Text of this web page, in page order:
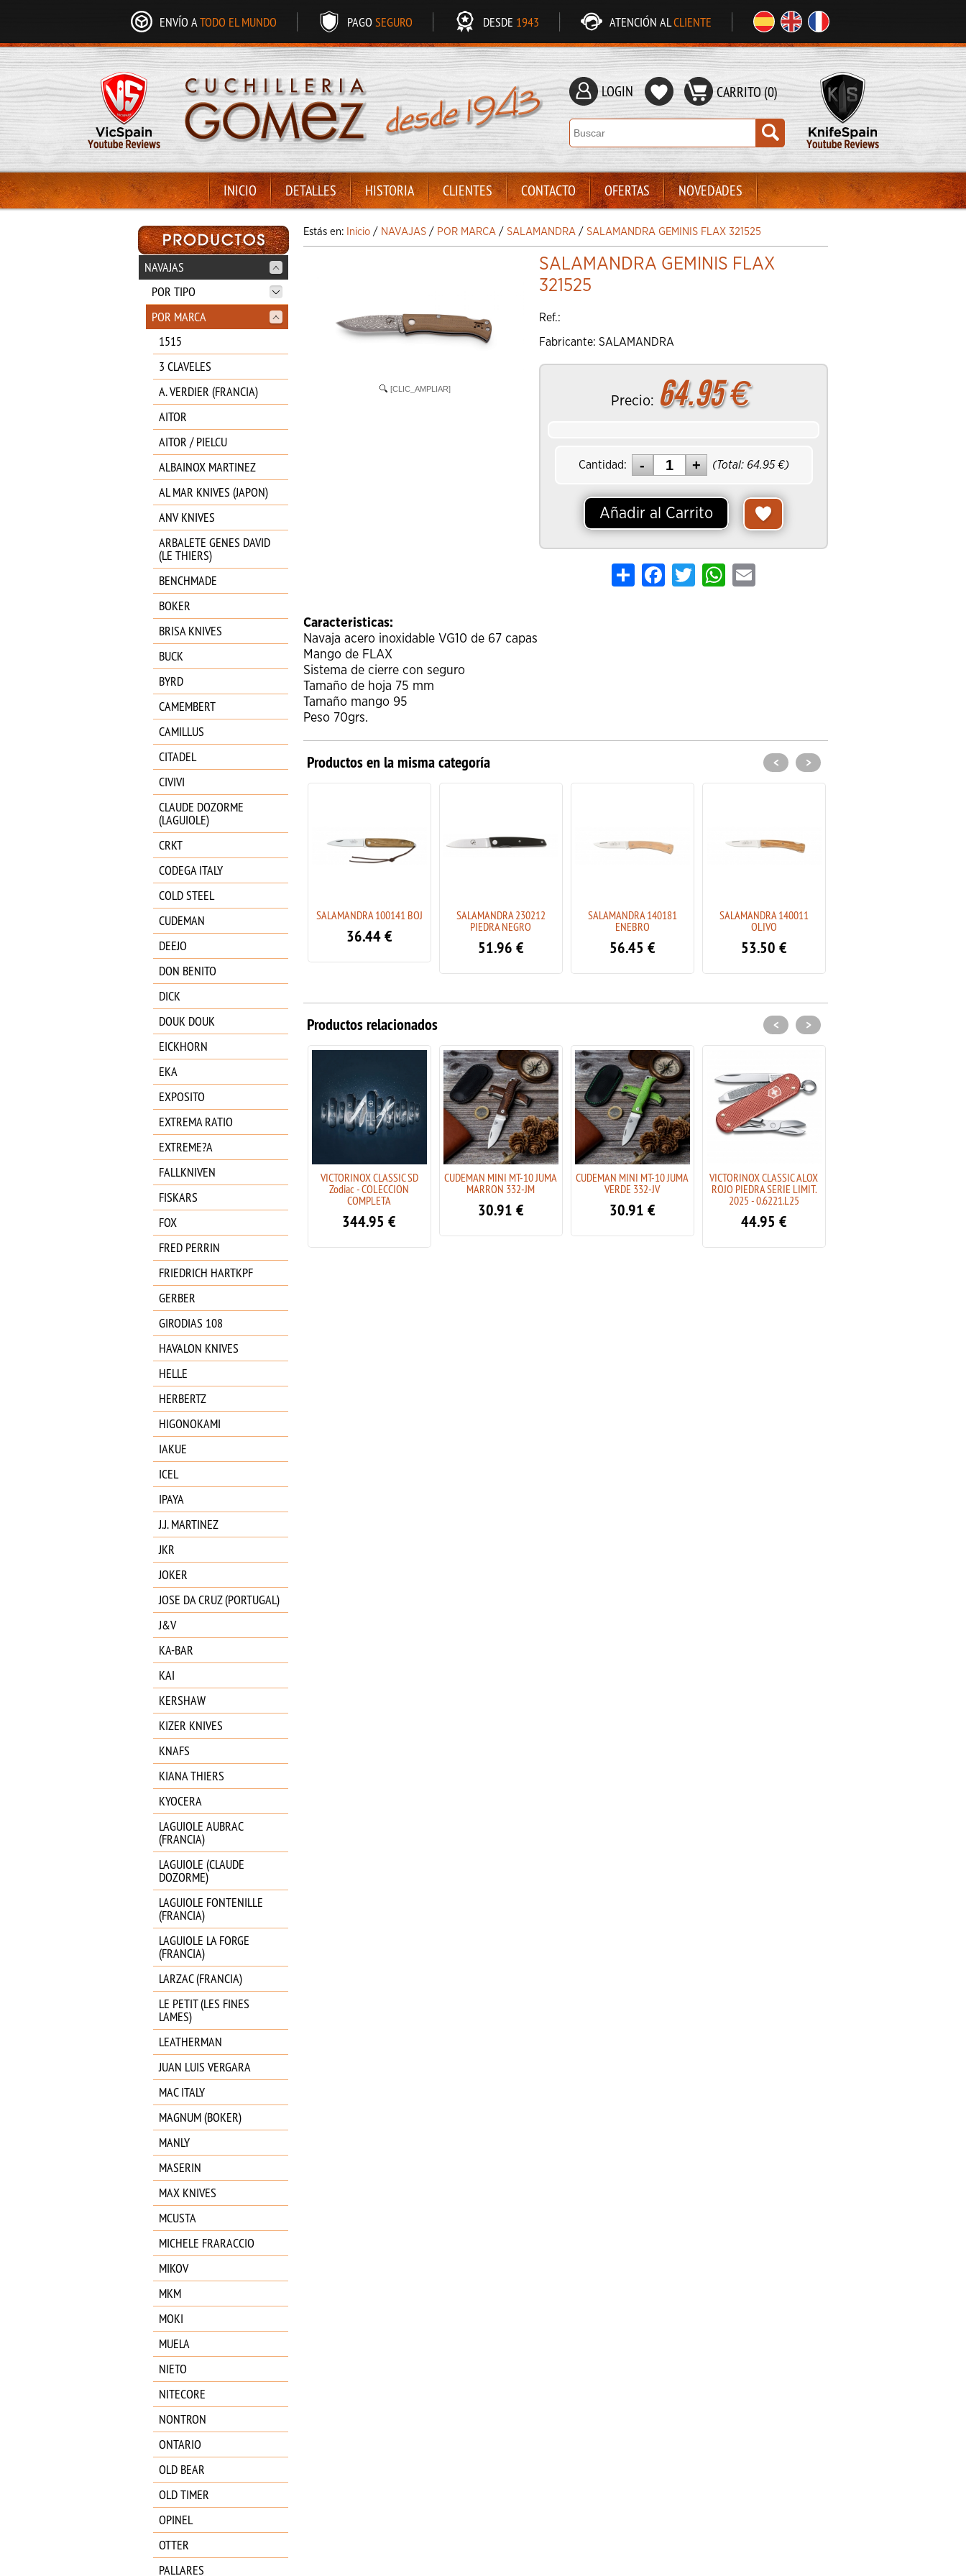
ENVÍO ATODO EL MUNDO PAGO SEGURO DESDE 1943 ATENCIÓN ALCLIENTE
LOGIN CARRITO (0)
INICIO DETALLES HISTORIA CLIENTES CONTACTO OFERTAS NOVEDADES
NAVAJAS
POR TIPO
POR MARCA
1515
3 CLAVELES
A. VERDIER (FRANCIA)
AITOR
AITOR / PIELCU
ALBAINOX MARTINEZ
AL MAR KNIVES (JAPON)
ANV KNIVES
ARBALETE GENES DAVID
(LE THIERS)
BENCHMADE
BOKER
BRISA KNIVES
BUCK
BYRD
CAMEMBERT
CAMILLUS
CITADEL
CIVIVI
CLAUDE DOZORME
(LAGUIOLE)
CRKT
CODEGA ITALY
COLD STEEL
CUDEMAN
DEEJO
DON BENITO
DICK
DOUK DOUK
EICKHORN
EKA
EXPOSITO
EXTREMA RATIO
EXTREME?A
FALLKNIVEN
FISKARS
FOX
FRED PERRIN
FRIEDRICH HARTKPF
GERBER
GIRODIAS 108
HAVALON KNIVES
HELLE
HERBERTZ
HIGONOKAMI
IAKUE
ICEL
IPAYA
J.J. MARTINEZ
JKR
JOKER
JOSE DA CRUZ (PORTUGAL)
J&V
KA-BAR
KAI
KERSHAW
KIZER KNIVES
KNAFS
KIANA THIERS
KYOCERA
LAGUIOLE AUBRAC
(FRANCIA)
LAGUIOLE (CLAUDE
DOZORME)
LAGUIOLE FONTENILLE
(FRANCIA)
LAGUIOLE LA FORGE
(FRANCIA)
LARZAC (FRANCIA)
LE PETIT (LES FINES
LAMES)
LEATHERMAN
JUAN LUIS VERGARA
MAC ITALY
MAGNUM (BOKER)
MANLY
MASERIN
MAX KNIVES
MCUSTA
MICHELE FRARACCIO
MIKOV
MKM
MOKI
MUELA
NIETO
NITECORE
NONTRON
ONTARIO
OLD BEAR
OLD TIMER
OPINEL
OTTER
PALLARES
Estás en: Inicio / NAVAJAS / POR MARCA / SALAMANDRA / SALAMANDRA GEMINIS FLAX 321525
[CLIC_AMPLIAR]
SALAMANDRA GEMINIS FLAX
321525
Ref.:
Fabricante: SALAMANDRA
Precio: 64.95€
Cantidad: (Total: 64.95€)
Añadir al Carrito
Share FacebookTwitter WhatsApp
Caracteristicas:
Navaja acero inoxidable VG10 de 67 capas
Mango de FLAX
Sistema de cierre con seguro
Tamaño de hoja 75 mm
Tamaño mango 95
Peso 70grs.
Productos en la misma categoría
SALAMANDRA 160041 TEJO
37.58€
SALAMANDRA 100141 BOJ
36.44€
SALAMANDRA 230212
PIEDRA NEGRO
51.96 €
SALAMANDRA 140181
ENEBRO
56.45 €
SALAMANDRA 140011
OLIVO
53.50 €
< >
Productos relacionados
VICTORINOX CLASSIC ALOX
AMARILLO ELECTRICO
0.6221.L23
44.95€
VICTORINOX CLASSIC SD
Zodiac - COLECCION
COMPLETA
344.95 €
CUDEMAN MINI MT-10 JUMA
MARRON 332-JM
30.91 €
CUDEMAN MINI MT-10 JUMA
VERDE 332-JV
30.91 €
VICTORINOX CLASSIC ALOX
ROJO PIEDRA SERIE LIMIT.
2025 - 0.6221.L25
44.95 €
< >